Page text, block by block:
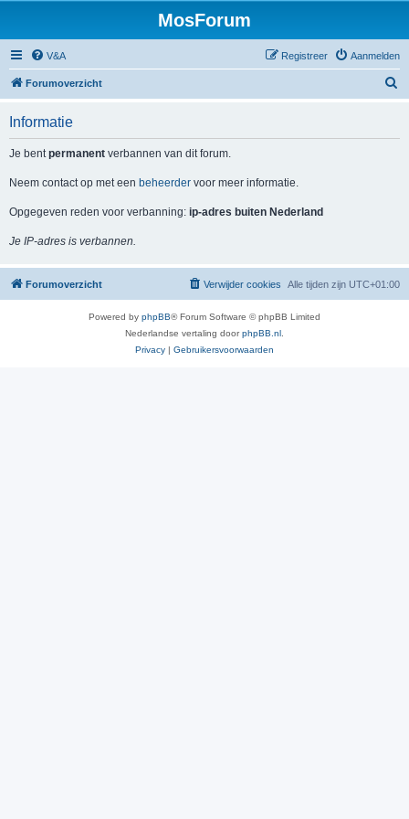
MosForum
V&A Aanmelden
Registreer
Forumoverzicht
Informatie
Je bentpermanent verbannen van dit forum.
Neem contact op met een beheerder voor meer informatie.
Opgegeven reden voor verbanning: ip-adres buiten Nederland
Je IP-adres is verbannen.
Forumoverzicht Alle tijden zijn UTC+01:00
Verwijder cookies
Powered by phpBB® Forum Software © phpBB Limited
Nederlandse vertaling doorphpBB.nl
Privacy | Gebruikersvoorwaarden